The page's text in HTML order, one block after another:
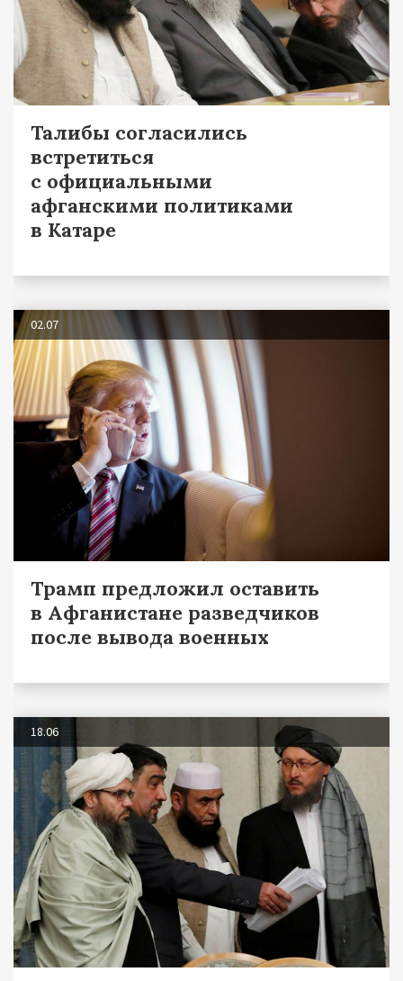
Талибы согласились
встретиться
с официальными
афганскими политиками
в Катаре
02.07
Трамп предложил оставить
в Афганистане разведчиков
после вывода военных
18.06